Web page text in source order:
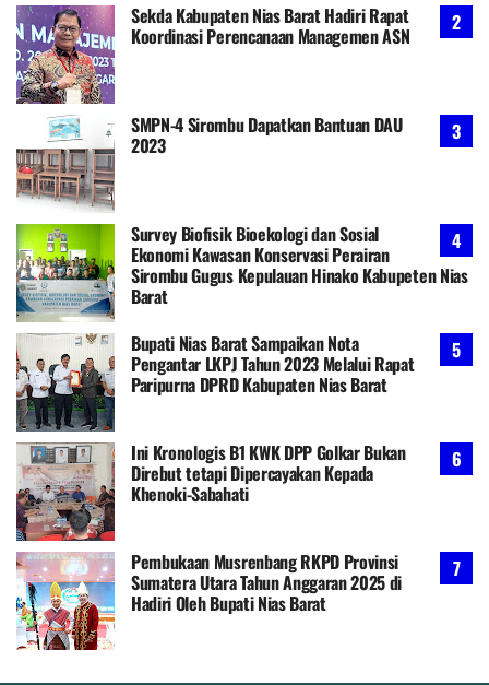
Sekda Kabupaten Nias Barat Hadiri Rapat
Koordinasi Perencanaan Managemen ASN
SMPN-4 Sirombu Dapatkan Bantuan DAU
2023
Survey Biofisik Bioekologi dan Sosial
Ekonomi Kawasan Konservasi Perairan
Sirombu Gugus Kepulauan Hinako Kabupeten Nias
Barat
Bupati Nias Barat Sampaikan Nota
Pengantar LKPJ Tahun 2023 Melalui Rapat
Paripurna DPRD Kabupaten Nias Barat
Ini Kronologis B1 KWK DPP Golkar Bukan
Direbut tetapi Dipercayakan Kepada
Khenoki-Sabahati
Pembukaan Musrenbang RKPD Provinsi
Sumatera Utara Tahun Anggaran 2025 di
Hadiri Oleh Bupati Nias Barat